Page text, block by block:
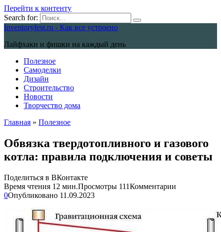
Перейти к контенту
Search for:
Inventoryfest.ru - Как все устроено
Лайфхаки и фишки на каждый день
Полезное
Самоделки
Дизайн
Строительство
Новости
Творчество дома
Главная » Полезное
Обвязка твердотопливного и газового
котла: правила подключения и советы
Поделиться в ВКонтакте
Время чтения 12 мин.Просмотры 111Комментарии
0Опубликовано 11.09.2023